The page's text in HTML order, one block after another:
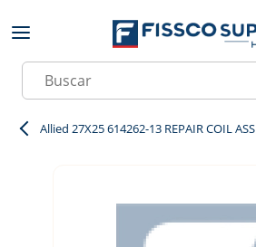
Skip to main content
Site Search
Allied 27X25 614262-13 REPAIR COIL